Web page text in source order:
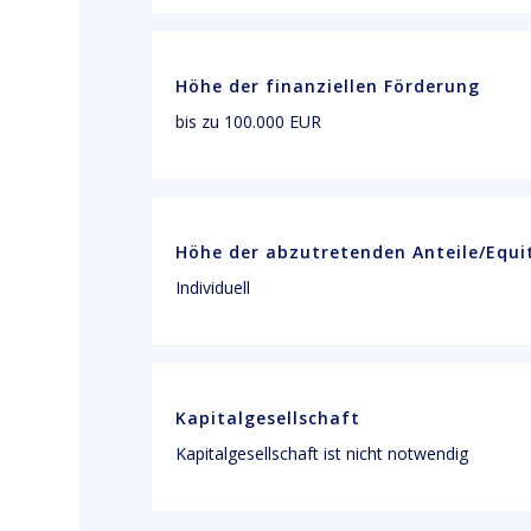
Höhe der finanziellen Förderung
bis zu 100.000 EUR
Höhe der abzutretenden Anteile/
Individuell
Kapitalgesellschaft
Kapitalgesellschaft ist nicht notwendig